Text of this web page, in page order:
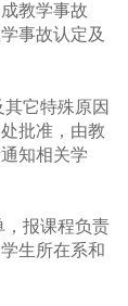
教学事故
事故认定及
它特殊原因
批准，由教
知相关学
，报课程负责
生所在系和